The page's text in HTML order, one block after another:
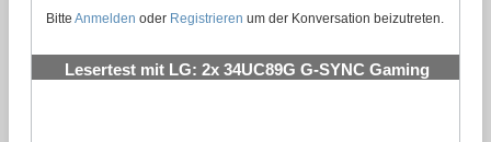
Bitte Anmelden oder Registrieren um der Konversation beizutreten.
Lesertest mit LG: 2x 34UC89G G-SYNC Gaming